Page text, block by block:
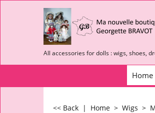
All accessories for dolls : wigs, shoes,
Home
<< Back | Home > Wigs >